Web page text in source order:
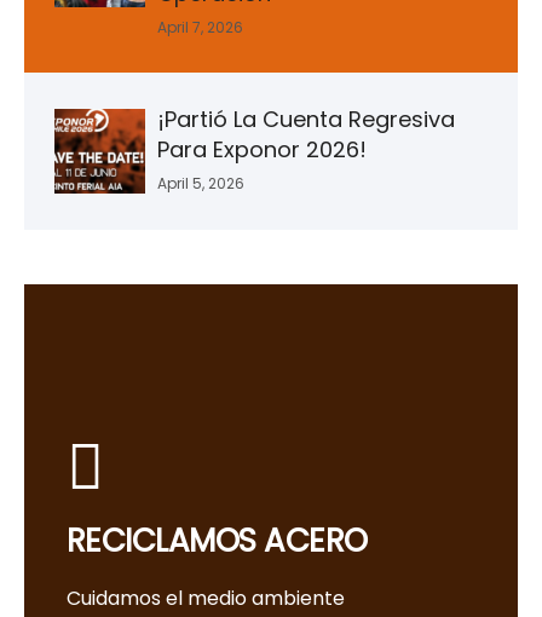
April 7, 2026
¡Partió La Cuenta Regresiva
Para Exponor 2026!
April 5, 2026
RECICLAMOS ACERO
Cuidamos el medio ambiente